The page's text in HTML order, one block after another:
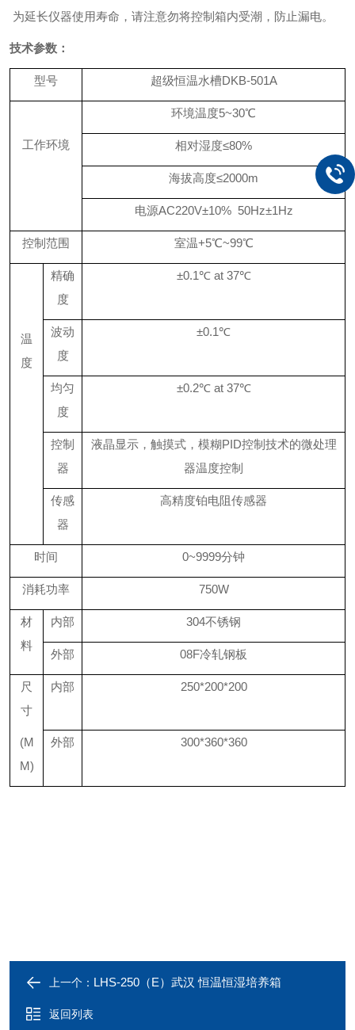
为延长仪器使用寿命，请注意勿将控制箱内受潮，防止漏电。
技术参数：
型号 超级恒温水槽DKB-501A
工作环境
环境温度5~30℃
相对湿度≤80%
海拔高度≤2000m
电源AC220V±10% 50Hz±1Hz
控制范围 室温+5℃~99℃
温
度
精确
度
±0.1℃ at 37℃
波动
度
±0.1℃
均匀
度
±0.2℃ at 37℃
控制
器
液晶显示，触摸式，模糊PID控制技术的微处理
器温度控制
传感
器
高精度铂电阻传感器
时间 0~9999分钟
消耗功率 750W
材
料
内部 304不锈钢
外部 08F冷轧钢板
尺
寸
(M
M)
内部 250*200*200
外部 300*360*360
上一个： LHS-250（E）武汉 恒温恒湿培养箱
返回列表